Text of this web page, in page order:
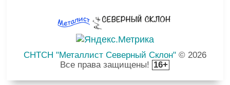
СНТСН "Металлист Северный Склон"© 2026
Все права защищены! 16+